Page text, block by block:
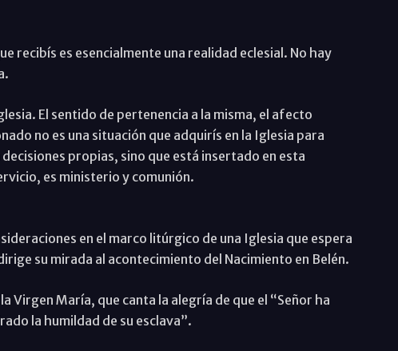
recibís es esencialmente una realidad eclesial. No hay
El sentido de pertenencia a la misma, el afecto
no es una situación que adquirís en la Iglesia para
propias, sino que está insertado en esta
es ministerio y comunión.
en el marco litúrgico de una Iglesia que espera
su mirada al acontecimiento del Nacimiento en Belén.
Virgen María, que canta la alegría de que el “Señor ha
la humildad de su esclava”.